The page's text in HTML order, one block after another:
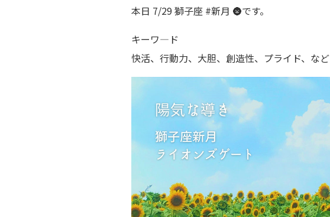
本日 7/29 獅子座 #新月 🌚です。
キーワ―ド
快活、行動力、大胆、創造性、プライド、など